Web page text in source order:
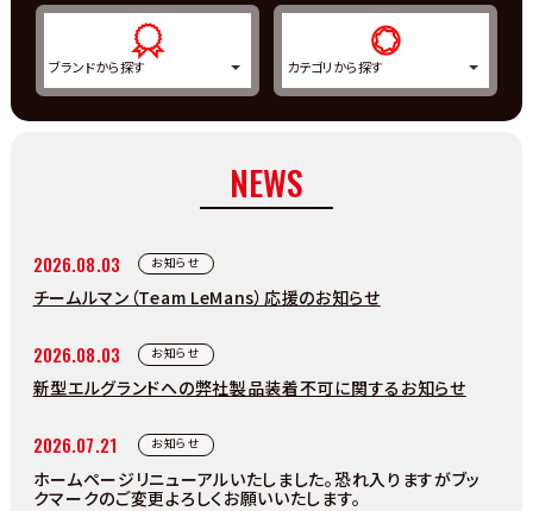
NEWS
2026.08.03 お知らせ
チームルマン（Team LeMans）応援のお知らせ
2026.08.03 お知らせ
新型エルグランドへの弊社製品装着不可に関するお知らせ
2026.07.21 お知らせ
ホームページリニューアルいたしました。恐れ入りますがブッ
クマークのご変更よろしくお願いいたします。